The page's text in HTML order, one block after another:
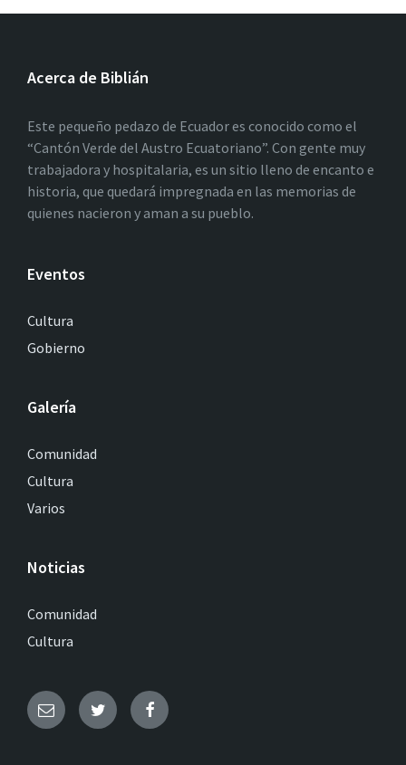
Acerca de Biblián
Este pequeño pedazo de Ecuador es conocido como el
“Cantón Verde del Austro Ecuatoriano”. Con gente muy
trabajadora y hospitalaria, es un sitio lleno de encanto e
historia, que quedará impregnada en las memorias de
quienes nacieron y aman a su pueblo.
Eventos
Cultura
Gobierno
Galería
Comunidad
Cultura
Varios
Noticias
Comunidad
Cultura